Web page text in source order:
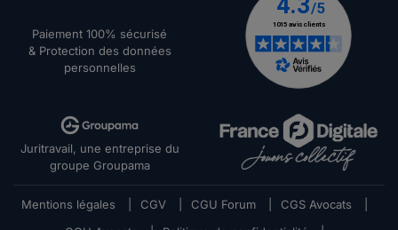
Paiement 100% sécurisé
& Protection des données
personnelles
Juritravail, une entreprise du
groupe Groupama
Mentions légales CGV CGU Forum CGS Avocats